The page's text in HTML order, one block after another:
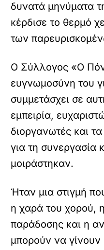
δυνατά μηνύματα
κέρδισε το θερμό
των
Ο Σύλλογος «Ο
ευγνωμοσύνη του
συμμετάσχει σε
εμπειρία,
διοργανωτές και
για τη συνεργασία
μοιράστηκαν.
Ήταν μια στιγμή
η χαρά του χορού,
παράδοσης και η
μπορούν να